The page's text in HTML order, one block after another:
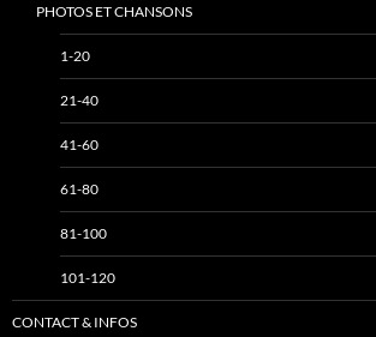
PHOTOS ET CHANSONS
1-20
21-40
41-60
61-80
81-100
101-120
CONTACT & INFOS